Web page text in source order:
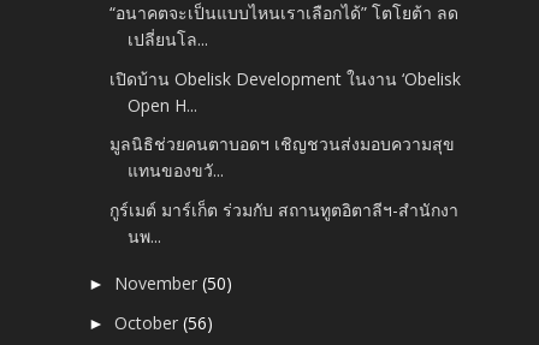
“อนาคตจะเป็นแบบไหนเราเลือกได้” โตโยต้า ลด
เปลี่ยนโล...
เปิดบ้าน Obelisk Development ในงาน ‘Obelisk
Open H...
มูลนิธิช่วยคนตาบอดฯ เชิญชวนส่งมอบความสุข
แทนของขวั...
กูร์เมต์ มาร์เก็ต ร่วมกับ สถานทูตอิตาลีฯ-สำนักงา
นพ...
► November(50)
►October(56)